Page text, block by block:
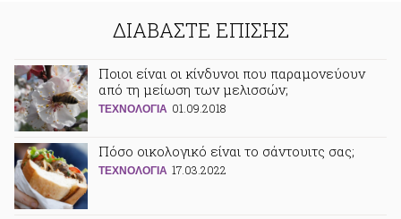
ΔΙΑΒΑΣΤΕ ΕΠΙΣΗΣ
Ποιοι είναι οι κίνδυνοι που παραμονεύουν
από τη μείωση των μελισσών;
ΤΕΧΝΟΛΟΓΙΑ 01.09.2018
Πόσο οικολογικό είναι το σάντουιτς σας;
ΤΕΧΝΟΛΟΓΙΑ 17.03.2022